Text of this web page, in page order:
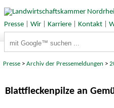
Presse| Wir| Karriere| Kontakt|
Presse >Archiv der Pressemeldungen >
Blattfleckenpilze an